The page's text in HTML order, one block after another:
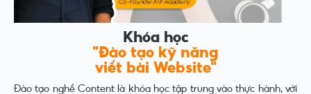
Khóa học
"Đào tạo kỹ năng
viết bài Website"
Đào tạo nghề Content là khóa học tập trung vào thực hành, với